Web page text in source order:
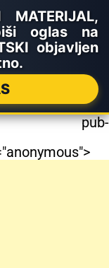
oglas na
objavljen
pub-